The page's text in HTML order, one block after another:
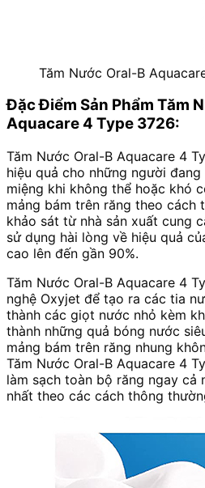
Tăm Nước Oral-B
Đặc Điểm Sản Phẩm Tăm
Aquacare 4 Type 3726:
Tăm Nước Oral-B Aquacare 4
hiệu quả cho những người
miệng khi không thể hoặc khó
mảng bám trên răng theo cách
khảo sát từ nhà sản xuất cung
sử dụng hài lòng về hiệu quả
cao lên đến gần 90%.
Tăm Nước Oral-B Aquacare 4
nghệ Oxyjet để tạo ra các tia
thành các giọt nước nhỏ kèm
thành những quả bóng nước
mảng bám trên răng nhung
Tăm Nước Oral-B Aquacare 4
làm sạch toàn bộ răng ngay cả
nhất theo các cách thông